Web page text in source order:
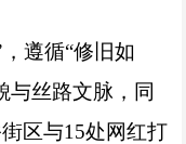
遵循“修旧如
与丝路文脉，同
区与15处网红打